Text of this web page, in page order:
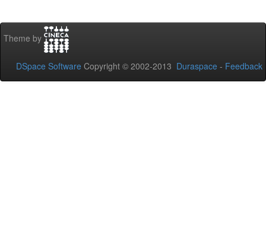
Theme by
DSpace Software Copyright © 2002-2013 Duraspace - Feedback